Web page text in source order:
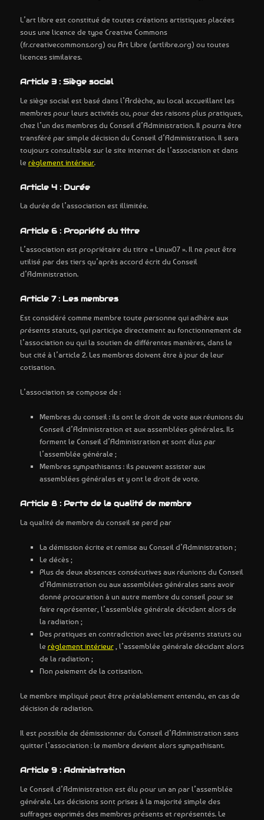
L’art libre est constitué de toutes créations artistiques placées
sous une licence de type Creative Commons
(fr.creativecommons.org) ou Art Libre (artlibre.org) ou toutes
licences similaires.
Article 3 : Siège social
Le siège social est basé dans l’Ardèche, au local accueillant les
membres pour leurs activités ou, pour des raisons plus pratiques,
chez l’un des membres du Conseil d’Administration. Il pourra être
transféré par simple décision du Conseil d’Administration. Il sera
toujours consultable sur le site internet de l’association et dans
lerèglement intérieur.
Article 4 : Durée
La durée de l’association est illimitée.
Article 6 : Propriété du titre
L’association est propriétaire du titre « Linux07 ». Il ne peut être
utilisé par des tiers qu’après accord écrit du Conseil
d’Administration.
Article 7 : Les membres
Est considéré comme membre toute personne qui adhère aux
présents statuts, qui participe directement au fonctionnement de
l’association ou qui la soutien de différentes manières, dans le
but cité à l’article 2. Les membres doivent être à jour de leur
cotisation.
L’association se compose de :
Membres du conseil : ils ont le droit de vote aux réunions du
Conseil d’Administration et aux assemblées générales. Ils
forment le Conseil d’Administration et sont élus par
l’assemblée générale ;
Membres sympathisants : ils peuvent assister aux
assemblées générales et y ont le droit de vote.
Article 8 : Perte de la qualité de membre
La qualité de membre du conseil se perd par
La démission écrite et remise au Conseil d’Administration ;
Le décès ;
Plus de deux absences consécutives aux réunions du Conseil
d’Administration ou aux assemblées générales sans avoir
donné procuration à un autre membre du conseil pour se
faire représenter, l’assemblée générale décidant alors de
la radiation ;
Des pratiques en contradiction avec les présents statuts ou
le règlement intérieur, l’assemblée générale décidant alors
de la radiation ;
Non paiement de la cotisation.
Le membre impliqué peut être préalablement entendu, en cas de
décision de radiation.
Il est possible de démissionner du Conseil d’Administration sans
quitter l’association : le membre devient alors sympathisant.
Article 9 : Administration
Le Conseil d’Administration est élu pour un an par l’assemblée
générale. Les décisions sont prises à la majorité simple des
suffrages exprimés des membres présents et représentés. Le